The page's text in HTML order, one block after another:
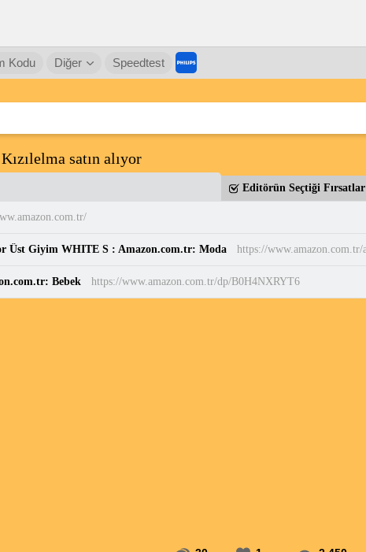
Kodu Diğer Speedtest
satın alıyor
Editörün Seçtiği Fırsatlar
Üst Giyim WHITE S : Amazon.com.tr: Moda
Bebek https://www.amazon.com.tr/dp/B0H4NXRYT6